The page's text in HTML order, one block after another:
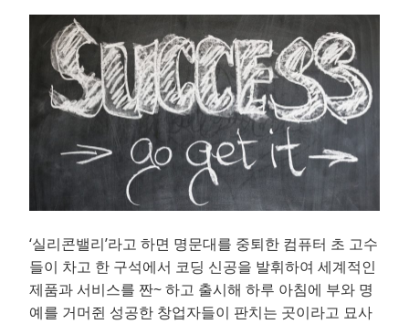
험
에
대
한
7
가
지
법
칙
‘실리콘밸리’라고 하면 명문대를 중퇴한 컴퓨터 초 고수
들이 차고 한 구석에서 코딩 신공을 발휘하여 세계적인
제품과 서비스를 짠~ 하고 출시해 하루 아침에 부와 명
예를 거머쥔 성공한 창업자들이 판치는 곳이라고 묘사